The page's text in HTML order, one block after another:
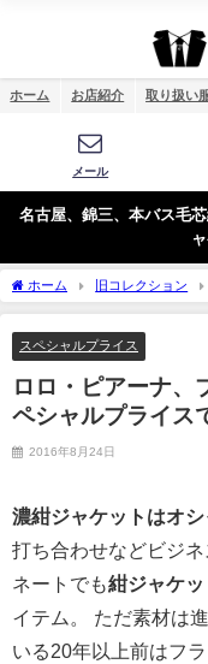
ホーム お店紹介 取り扱い
メール
名古屋、錦三、本バス毛
ホーム 旧コレクション
リネージャケットをスペシャル
スペシャルプライス
ロロ・ピアーナ、
ペシャルプライス
2016年8月24日
濃紺ジャケットはオ
打ち合わせなどビジ
ネートでも紺ジャケッ
イテム。 ただ素材は
いる20年以上前はフ